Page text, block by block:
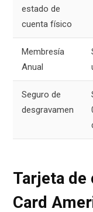
estado de
cuenta físico
Membresía
Anual
Seguro de
desgravamen
Tarjeta
Card